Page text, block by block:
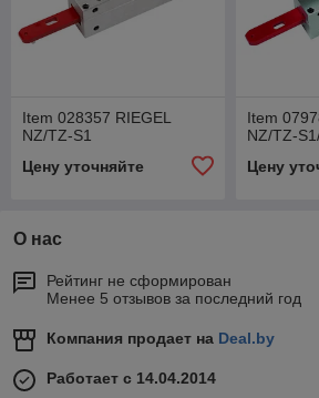
Item 028357 RIEGEL
NZ/TZ-S1
Цену уточняйте
Item
NZ/TZ-
Цену
О нас
Рейтинг не сформирован
Менее 5 отзывов за последний год
Компания продает на Deal.by
Работает с 14.04.2014